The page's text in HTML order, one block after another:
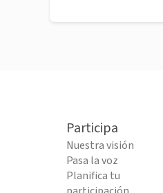
Participa
Nuestra visión
Pasa la voz
Planifica tu